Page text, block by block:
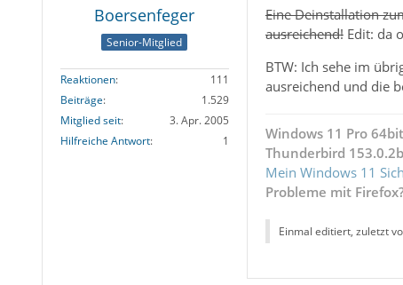
Boersenfeger
Senior-Mitglied
Reaktionen
111
Beiträge
1.529
Mitglied seit
3. Apr. 2005
Hilfreiche Antwort
1
Eine Deinstallation
ausreichend!Edit: da
BTW: Ich sehe im
ausreichend und die
Windows 11 Pro 64bit
Thunderbird
Mein Windows 11
Probleme mit
Einmal editiert, zuletzt